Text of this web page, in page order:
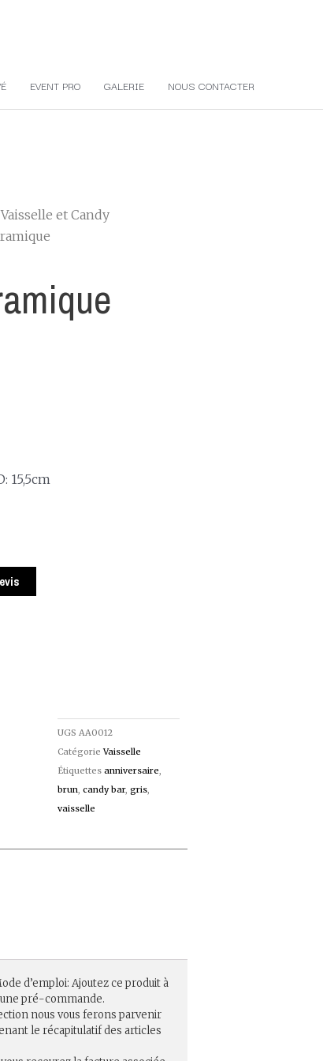
EVENT PRO GALERIE NOUS CONTACTER
Vaisselle et Candy
15,5cm
UGS AA0012
Catégorie Vaisselle
Étiquettes anniversaire,
brun, candy bar, gris,
vaisselle
d’emploi: Ajoutez ce produit à
pré-commande.
nous vous ferons parvenir
le récapitulatif des articles